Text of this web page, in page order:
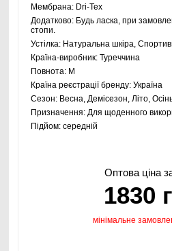
Мембрана: Dri-Tex
Додатково: Будь ласка, при
стопи.
Устілка: Натуральна шкіра,
Країна-виробник:Туреччина
Повнота: M
Країна реєстрації бренду:Україна
Сезон: Весна, Демісезон, Літо,
Призначення:Для щоденного
Підйом:середній
Оптова ціна
1830
мінімальне